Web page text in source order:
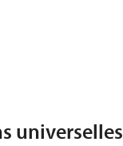
universelles